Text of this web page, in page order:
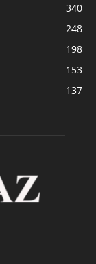
340
248
198
153
137